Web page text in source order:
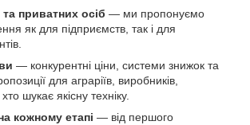
приватних осіб — ми пропонуємо
як для підприємств, так і для
— конкурентні ціни, системи знижок та
для аграріїв, виробників,
хто шукає якісну техніку.
кожному етапі — від першого